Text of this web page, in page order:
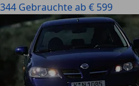
344 Gebrauchte ab € 599